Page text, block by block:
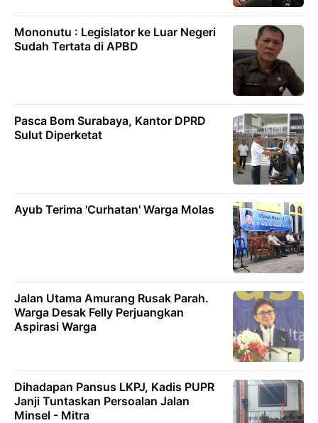
Mononutu : Legislator ke Luar Negeri
Sudah Tertata di APBD
Pasca Bom Surabaya, Kantor DPRD
Sulut Diperketat
Ayub Terima 'Curhatan' Warga Molas
Jalan Utama Amurang Rusak Parah.
Warga Desak Felly Perjuangkan
Aspirasi Warga
Dihadapan Pansus LKPJ, Kadis PUPR
Janji Tuntaskan Persoalan Jalan
Minsel - Mitra